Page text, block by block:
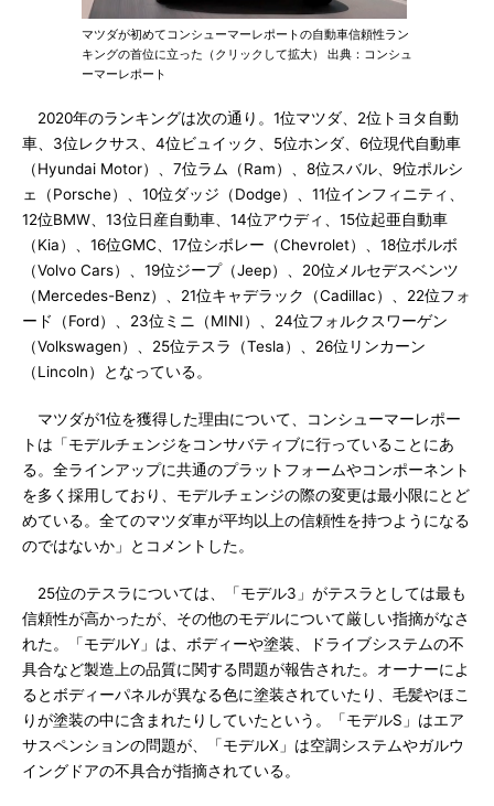
マツダが初めてコンシューマーレポートの自動車信頼性ラン
キングの首位に立った（クリックして拡大） 出典：コンシュ
ーマーレポート
2020年のランキングは次の通り。1位マツダ、2位トヨタ自動
車、3位レクサス、4位ビュイック、5位ホンダ、6位現代自動車
（Hyundai Motor）、7位ラム（Ram）、8位スバル、9位ポルシ
ェ（Porsche）、10位ダッジ（Dodge）、11位インフィニティ、
12位BMW、13位日産自動車、14位アウディ、15位起亜自動車
（Kia）、16位GMC、17位シボレー（Chevrolet）、18位ボルボ
（Volvo Cars）、19位ジープ（Jeep）、20位メルセデスベンツ
（Mercedes-Benz）、21位キャデラック（Cadillac）、22位フォ
ード（Ford）、23位ミニ（MINI）、24位フォルクスワーゲン
（Volkswagen）、25位テスラ（Tesla）、26位リンカーン
（Lincoln）となっている。
マツダが1位を獲得した理由について、コンシューマーレポー
トは「モデルチェンジをコンサバティブに行っていることにあ
る。全ラインアップに共通のプラットフォームやコンポーネント
を多く採用しており、モデルチェンジの際の変更は最小限にとど
めている。全てのマツダ車が平均以上の信頼性を持つようになる
のではないか」とコメントした。
25位のテスラについては、「モデル3」がテスラとしては最も
信頼性が高かったが、その他のモデルについて厳しい指摘がなさ
れた。「モデルY」は、ボディーや塗装、ドライブシステムの不
具合など製造上の品質に関する問題が報告された。オーナーによ
るとボディーパネルが異なる色に塗装されていたり、毛髪やほこ
りが塗装の中に含まれたりしていたという。「モデルS」はエア
サスペンションの問題が、「モデルX」は空調システムやガルウ
イングドアの不具合が指摘されている。